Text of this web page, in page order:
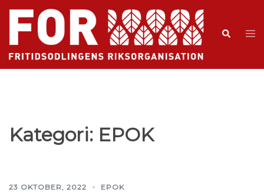
Kategori: EPOK
23 OKTOBER, 2022 EPOK